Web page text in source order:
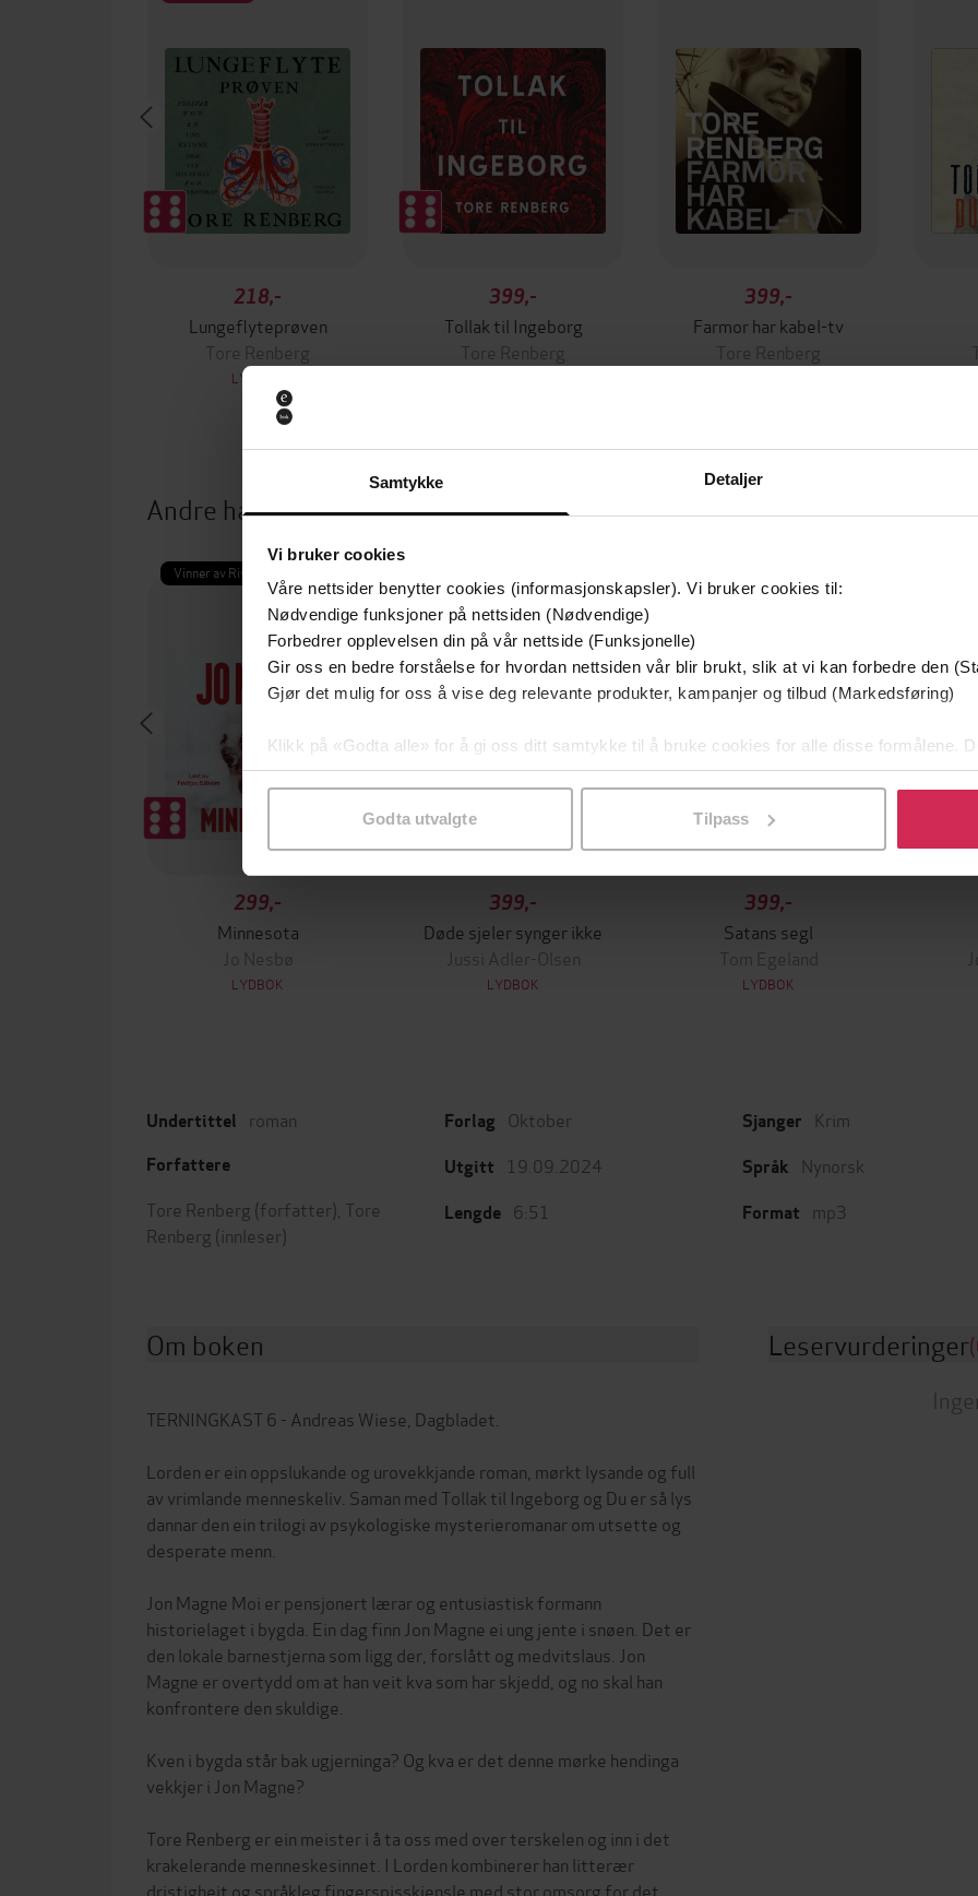
Samtykke Detaljer
Vi bruker cookies
Våre nettsider benytter cookies (informasjonskapsler). Vi bruker cookies til:
Nødvendige funksjoner på nettsiden (Nødvendige)
Forbedrer opplevelsen din på vår nettside (Funksjonelle)
Gir oss en bedre forståelse for hvordan nettsiden vår blir brukt, slik at vi kan forbedre den
Gjør det mulig for oss å vise deg relevante produkter, kampanjer og tilbud (Markedsføring)
Klikk på «Godta alle» for å gi oss ditt samtykke til å bruke cookies for alle disse formålene.
samtykke til spesifikke formål ved å klikke på «Tilpass». Du kan når som helst trekke
Godta utvalgte Tilpass
218,-
Lungeflyteprøven
Tore Renberg
LYDBOK
399,-
Tollak til Ingeborg
Tore Renberg
399,-
Farmor har kabel-tv
Tore Renberg
Andre har også kjøpt
Vinner av Rivertonprisen
299,-
Minnesota
Jo Nesbø
LYDBOK
399,-
Døde sjeler synger ikke
Jussi Adler-Olsen
LYDBOK
399,-
Satans segl
Tom Egeland
LYDBOK
Undertittel roman
Forfattere
Tore Renberg (forfatter), Tore
Renberg (innleser)
Forlag Oktober
Utgitt 19.09.2024
Lengde 6:51
Sjanger Krim
Språk Nynorsk
Format mp3
Om boken
TERNINGKAST 6 - Andreas Wiese, Dagbladet.
Lorden er ein oppslukande og urovekkjande roman, mørkt lysande og full
av vrimlande menneskeliv. Saman med Tollak til Ingeborg og Du er så lys
dannar den ein trilogi av psykologiske mysterieromanar om utsette og
desperate menn.
Jon Magne Moi er pensjonert lærar og entusiastisk formann
historielaget i bygda. Ein dag finn Jon Magne ei ung jente i snøen. Det er
den lokale barnestjerna som ligg der, forslått og medvitslaus. Jon
Magne er overtydd om at han veit kva som har skjedd, og no skal han
konfrontere den skuldige.
Kven i bygda står bak ugjerninga? Og kva er det denne mørke hendinga
vekkjer i Jon Magne?
Tore Renberg er ein meister i å ta oss med over terskelen og inn i det
krakelerande menneskesinnet. I Lorden kombinerer han litterær
dristigheit og språkleg fingerspisskjensle med stor omsorg for det
Leservurderinger